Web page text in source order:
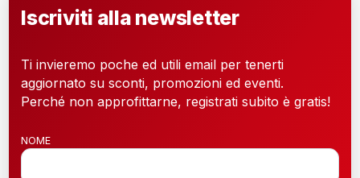
Iscriviti alla newsletter
Ti invieremo poche ed utili email per tenerti
aggiornato su sconti, promozioni ed eventi.
Perché non approfittarne, registrati subito è gratis!
NOME